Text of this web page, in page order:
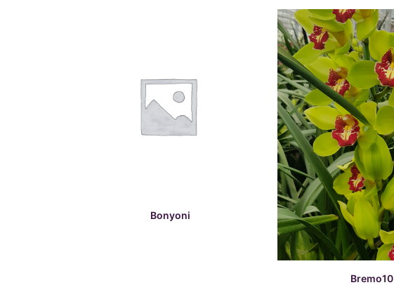
READ MORE
Bonyoni
READ MORE
Bremo10